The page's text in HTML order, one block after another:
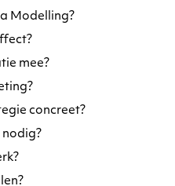
Modelling?
mee?
concreet?
nodig?